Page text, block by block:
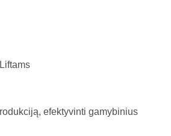
Liftams
efektyvinti gamybinius